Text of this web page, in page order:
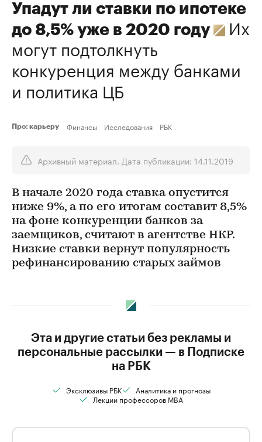
Упадут ли ставки по ипотеке
до 8,5% уже в 2020 году
Их
могут подтолкнуть
конкуренция между банками
и политика ЦБ
Про: карьеру Финансы Исследования РБК
Архивный материал. Дата публикации: 14.11.2019
В начале 2020 года ставка опустится
ниже 9%, а по его итогам составит 8,5%
на фоне конкуренции банков за
заемщиков, считают в агентстве НКР.
Низкие ставки вернут популярность
рефинансированию старых займов
Эта и другие статьи без рекламы и
персональные рассылки — в Подписке
на РБК
Эксклюзивы РБК
Аналитика и прогнозы
Лекции профессоров MBA